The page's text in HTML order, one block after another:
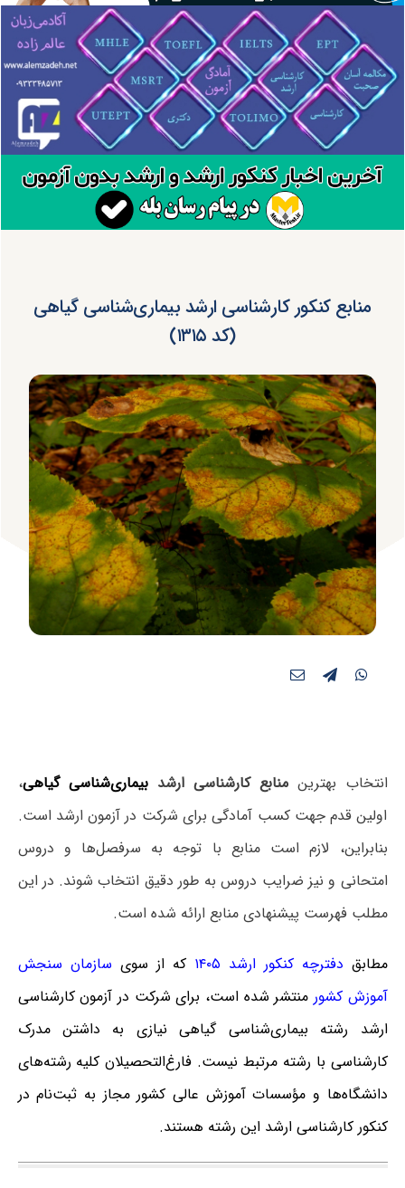
منابع کنکور کارشناسی ارشد بیماری‌شناسی گیاهی
(کد ۱۳۱۵)
انتخاب بهترین منابع کارشناسی ارشدبیماری‌شناسی گیاهی،
اولین قدم جهت کسب آمادگی برای شرکت در آزمون ارشد است.
بنابراین، لازم است منابع با توجه به سرفصل‌ها و دروس
امتحانی و نیز ضرایب دروس به طور دقیق انتخاب شوند. در این
مطلب فهرست پیشنهادی منابع ارائه شده است.
مطابق دفترچه کنکور ارشد ۱۴۰۵ که از سوی سازمان سنجش
آموزش کشور منتشر شده است، برای شرکت در آزمون کارشناسی
ارشد رشته بیماری‌شناسی گیاهی نیازی به داشتن مدرک
کارشناسی با رشته مرتبط نیست. فارغ‌‌التحصیلان کلیه رشته‌های
دانشگاه‌ها و مؤسسات آموزش عالی کشور مجاز به ثبت‌نام در
کنکور کارشناسی ارشد این رشته هستند.